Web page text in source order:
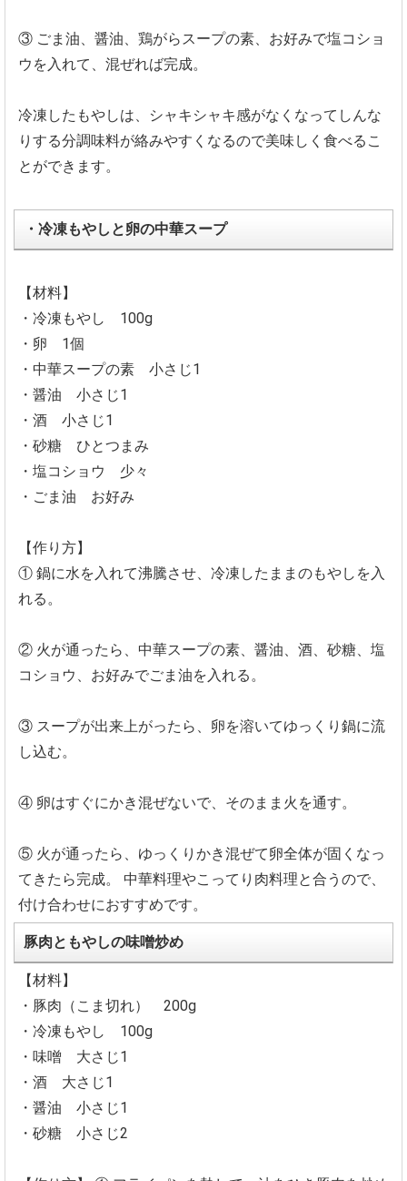
③ ごま油、醤油、鶏がらスープの素、お好みで塩コショ
ウを入れて、混ぜれば完成。
冷凍したもやしは、シャキシャキ感がなくなってしんな
りする分調味料が絡みやすくなるので美味しく食べるこ
とができます。
・冷凍もやしと卵の中華スープ
【材料】
・冷凍もやし 100g
・卵 1個
・中華スープの素 小さじ1
・醤油 小さじ1
・酒 小さじ1
・砂糖 ひとつまみ
・塩コショウ 少々
・ごま油 お好み
【作り方】
① 鍋に水を入れて沸騰させ、冷凍したままのもやしを入
れる。
② 火が通ったら、中華スープの素、醤油、酒、砂糖、塩
コショウ、お好みでごま油を入れる。
③ スープが出来上がったら、卵を溶いてゆっくり鍋に流
し込む。
④ 卵はすぐにかき混ぜないで、そのまま火を通す。
⑤ 火が通ったら、ゆっくりかき混ぜて卵全体が固くなっ
てきたら完成。
中華料理やこってり肉料理と合うので、
付け合わせにおすすめです。
豚肉ともやしの味噌炒め
【材料】
・豚肉（こま切れ） 200g
・冷凍もやし 100g
・味噌 大さじ1
・酒 大さじ1
・醤油 小さじ1
・砂糖 小さじ2